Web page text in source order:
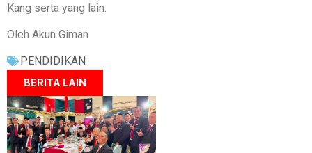
Kang serta yang lain.
Oleh Akun Giman
PENDIDIKAN
BERITA LAIN